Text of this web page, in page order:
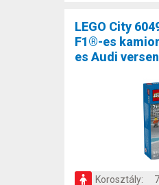
LEGO City
F1®-es
es Audi
Korosztály: